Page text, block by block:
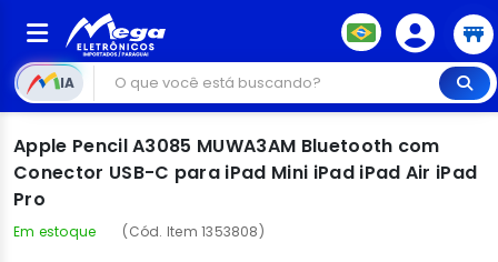
IA
Apple Pencil A3085 MUWA3AM Bluetooth com
Conector USB-C para iPad Mini iPad iPad Air iPad
Pro
Em estoque (Cód. Item 1353808)